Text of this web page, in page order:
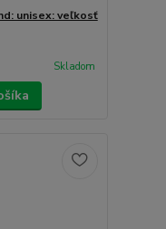
unisex: veľkosť
Skladom